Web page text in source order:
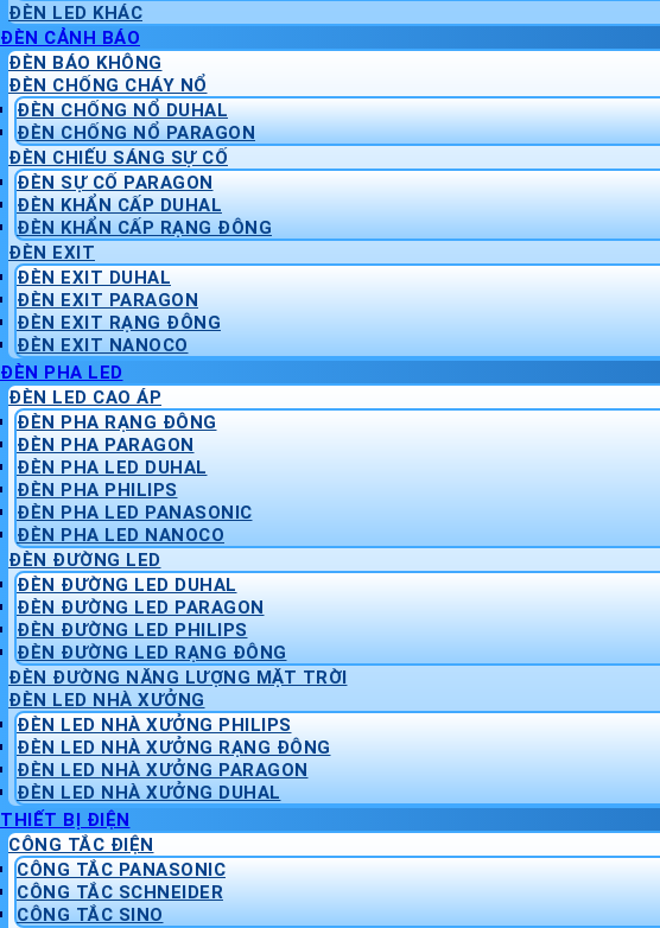
ĐÈN LED KHÁC
ĐÈN CẢNH BÁO
ĐÈN BÁO KHÔNG
ĐÈN CHỐNG CHÁY NỔ
ĐÈN CHỐNG NỔ DUHAL
ĐÈN CHỐNG NỔ PARAGON
ĐÈN CHIẾU SÁNG SỰ CỐ
ĐÈN SỰ CỐ PARAGON
ĐÈN KHẨN CẤP DUHAL
ĐÈN KHẨN CẤP RẠNG ĐÔNG
ĐÈN EXIT
ĐÈN EXIT DUHAL
ĐÈN EXIT PARAGON
ĐÈN EXIT RẠNG ĐÔNG
ĐÈN EXIT NANOCO
ĐÈN PHA LED
ĐÈN LED CAO ÁP
ĐÈN PHA RẠNG ĐÔNG
ĐÈN PHA PARAGON
ĐÈN PHA LED DUHAL
ĐÈN PHA PHILIPS
ĐÈN PHA LED PANASONIC
ĐÈN PHA LED NANOCO
ĐÈN ĐƯỜNG LED
ĐÈN ĐƯỜNG LED DUHAL
ĐÈN ĐƯỜNG LED PARAGON
ĐÈN ĐƯỜNG LED PHILIPS
ĐÈN ĐƯỜNG LED RẠNG ĐÔNG
ĐÈN ĐƯỜNG NĂNG LƯỢNG MẶT TRỜI
ĐÈN LED NHÀ XƯỞNG
ĐÈN LED NHÀ XƯỞNG PHILIPS
ĐÈN LED NHÀ XƯỞNG RẠNG ĐÔNG
ĐÈN LED NHÀ XƯỞNG PARAGON
ĐÈN LED NHÀ XƯỞNG DUHAL
THIẾT BỊ ĐIỆN
CÔNG TẮC ĐIỆN
CÔNG TẮC PANASONIC
CÔNG TẮC SCHNEIDER
CÔNG TẮC SINO